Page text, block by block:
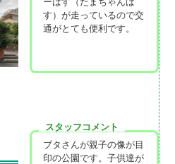
す）が走っているので交
通がとても便利です。
スタッフコメント
ブタさんが親子の像が目
印の公園です。子供達が